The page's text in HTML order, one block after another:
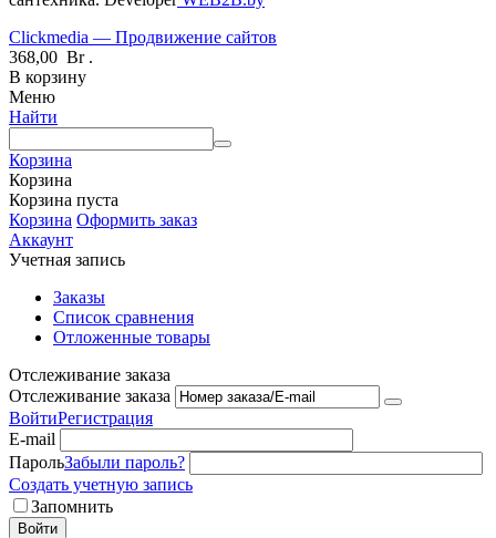
Clickmedia — Продвижение сайтов
368,00 Br .
В корзину
Меню
Найти
Корзина
Корзина
Корзина пуста
Корзина Оформить заказ
Аккаунт
Учетная запись
Заказы
Список сравнения
Отложенные товары
Отслеживание заказа
Отслеживание заказа
ВойтиРегистрация
E-mail
ПарольЗабыли пароль?
Создать учетную запись
Запомнить
Войти